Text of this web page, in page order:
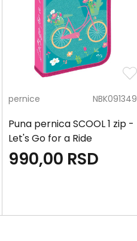
pernice NBK091349
Puna pernica SCOOL 1 zip -
Let's Go for a Ride
990,00 RSD